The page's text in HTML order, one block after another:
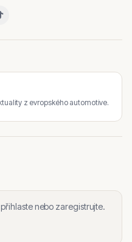
z evropského automotive.
nebo zaregistrujte.